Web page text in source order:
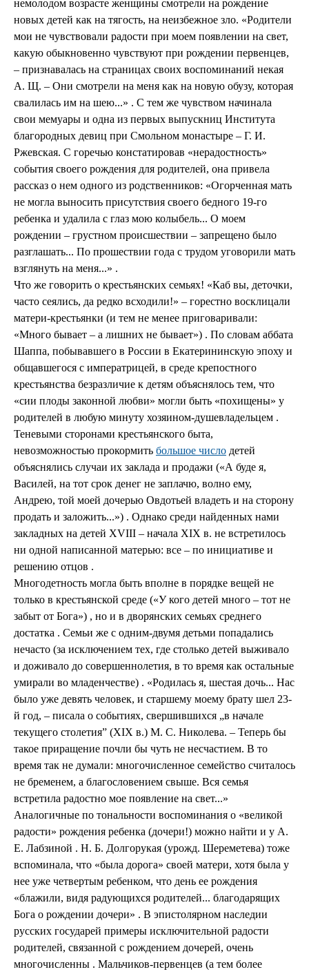
немолодом возрасте женщины смотрели на рождение
новых детей как на тягость, на неизбежное зло. «Родители
мои не чувствовали радости при моем появлении на свет,
какую обыкновенно чувствуют при рождении первенцев,
– признавалась на страницах своих воспоминаний некая
А. Щ. – Они смотрели на меня как на новую обузу, которая
свалилась им на шею...» . С тем же чувством начинала
свои мемуары и одна из первых выпускниц Института
благородных девиц при Смольном монастыре – Г. И.
Ржевская. С горечью констатировав «нерадостность»
события своего рождения для родителей, она привела
рассказ о нем одного из родственников: «Огорченная мать
не могла выносить присутствия своего бедного 19-го
ребенка и удалила с глаз мою колыбель... О моем
рождении – грустном происшествии – запрещено было
разглашать... По прошествии года с трудом уговорили мать
взглянуть на меня...» .
Что же говорить о крестьянских семьях! «Каб вы, деточки,
часто сеялись, да редко всходили!» – горестно восклицали
матери-крестьянки (и тем не менее приговаривали:
«Много бывает – а лишних не бывает») . По словам аббата
Шаппа, побывавшего в России в Екатерининскую эпоху и
общавшегося с императрицей, в среде крепостного
крестьянства безразличие к детям объяснялось тем, что
«сии плоды законной любви» могли быть «похищены» у
родителей в любую минуту хозяином-душевладельцем .
Теневыми сторонами крестьянского быта,
невозможностью прокормить большое число детей
объяснялись случаи их заклада и продажи («А буде я,
Василей, на тот срок денег не заплачю, волно ему,
Андрею, той моей дочерью Овдотьей владеть и на сторону
продать и заложить...») . Однако среди найденных нами
закладных на детей XVIII – начала XIX в. не встретилось
ни одной написанной матерью: все – по инициативе и
решению отцов .
Многодетность могла быть вполне в порядке вещей не
только в крестьянской среде («У кого детей много – тот не
забыт от Бога») , но и в дворянских семьях среднего
достатка . Семьи же с одним-двумя детьми попадались
нечасто (за исключением тех, где столько детей выживало
и доживало до совершеннолетия, в то время как остальные
умирали во младенчестве) . «Родилась я, шестая дочь... Нас
было уже девять человек, и старшему моему брату шел 23-
й год, – писала о событиях, свершившихся „в начале
текущего столетия” (XIX в.) М. С. Николева. – Теперь бы
такое приращение почли бы чуть не несчастием. В то
время так не думали: многочисленное семейство считалось
не бременем, а благословением свыше. Вся семья
встретила радостно мое появление на свет...»
Аналогичные по тональности воспоминания о «великой
радости» рождения ребенка (дочери!) можно найти и у А.
Е. Лабзиной . Н. Б. Долгорукая (урожд. Шереметева) тоже
вспоминала, что «была дорога» своей матери, хотя была у
нее уже четвертым ребенком, что день ее рождения
«блажили, видя радующихся родителей... благодарящих
Бога о рождении дочери» . В эпистолярном наследии
русских государей примеры исключительной радости
родителей, связанной с рождением дочерей, очень
многочисленны . Мальчиков-первенцев (а тем более